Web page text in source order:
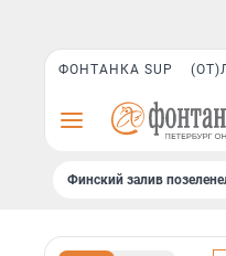
ФОНТАНКА SUP
Финский залив